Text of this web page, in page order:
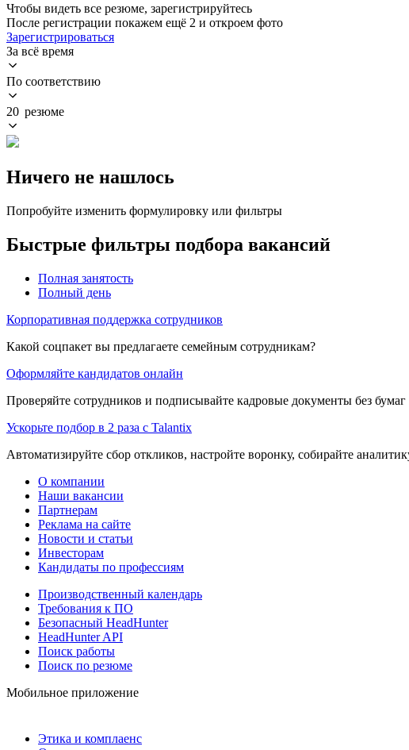
Чтобы видеть все резюме, зарегистрируйтесь
После регистрации покажем ещё 2 и откроем фото
Зарегистрироваться
За всё время
По соответствию
20 резюме
Ничего не нашлось
Попробуйте изменить формулировку или фильтры
Быстрые фильтры подбора вакансий
Полная занятость
Полный день
Корпоративная поддержка сотрудников
Какой соцпакет вы предлагаете семейным сотрудникам?
Оформляйте кандидатов онлайн
Проверяйте сотрудников и подписывайте кадровые документы без
Ускорьте подбор в 2 раза с Talantix
Автоматизируйте сбор откликов, настройте воронку, собирайте
О компании
Наши вакансии
Партнерам
Реклама на сайте
Новости и статьи
Инвесторам
Кандидаты по профессиям
Производственный календарь
Требования к ПО
Безопасный HeadHunter
HeadHunter API
Поиск работы
Поиск по резюме
Мобильное приложение
Этика и комплаенс